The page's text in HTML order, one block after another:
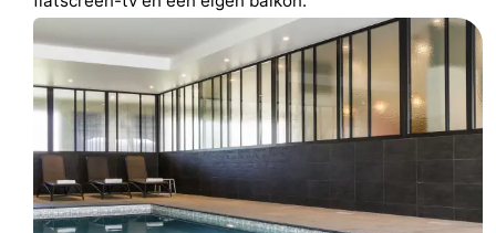
Minigolfbanen
Wellness
centra
Dorpen
Steden
Sporten